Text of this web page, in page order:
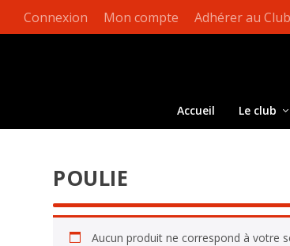
Connexion Mon compte Adhérer au Club
Accueil Le club
POULIE
Aucun produit ne correspond à votre